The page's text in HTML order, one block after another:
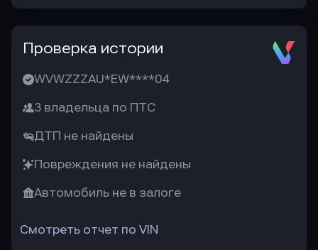
Проверка истории
WVWZZZAU*EW****04
3 владельца по ПТС
ДТП не найдены
Повреждения не найдены
Автомобиль не в залоге
Смотреть отчет по VIN